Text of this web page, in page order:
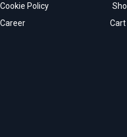
Cookie Policy
Career
Cart